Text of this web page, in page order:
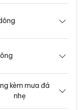
kèm mưa đá
nhẹ